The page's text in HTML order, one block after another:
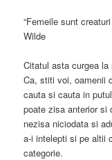
“Femeile sunt
Wilde
Citatul asta curgea
Ca, stiti voi, oamenii
cauta si cauta in
poate zisa anterior si
nezisa niciodata si
a-i intelepti si pe altii
categorie.